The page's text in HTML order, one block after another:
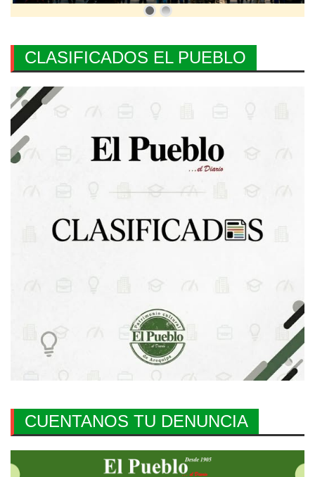
CLASIFICADOS EL PUEBLO
CUENTANOS TU DENUNCIA